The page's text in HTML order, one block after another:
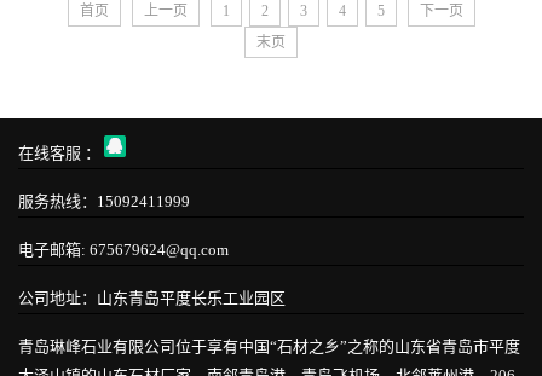
首页 上一页 1 2 3 4 5
下一页
末页
在线客服 ：
服务热线：15092411999
电子邮箱: 675679624@qq.com
公司地址：山东青岛平度长乐工业园区
青岛琳峰石业有限公司位于享有中国“石材之乡”之称的山东省青岛市平度